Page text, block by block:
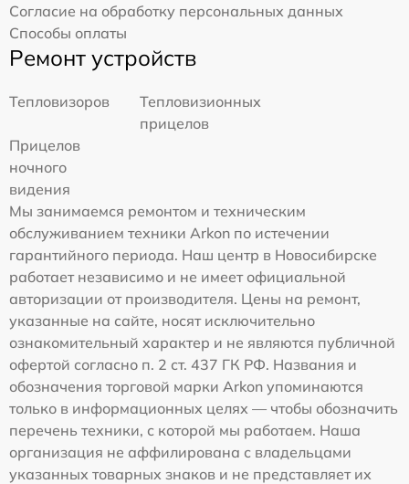
Согласие на обработку персональных данных
Способы оплаты
Ремонт устройств
Тепловизоров
Тепловизионных
прицелов
Прицелов
ночного
видения
Мы занимаемся ремонтом и техническим
обслуживанием техники Arkon по истечении
гарантийного периода. Наш центр в Новосибирске
работает независимо и не имеет официальной
авторизации от производителя. Цены на ремонт,
указанные на сайте, носят исключительно
ознакомительный характер и не являются публичной
офертой согласно п. 2 ст. 437 ГК РФ. Названия и
обозначения торговой марки Arkon упоминаются
только в информационных целях — чтобы обозначить
перечень техники, с которой мы работаем. Наша
организация не аффилирована с владельцами
указанных товарных знаков и не представляет их